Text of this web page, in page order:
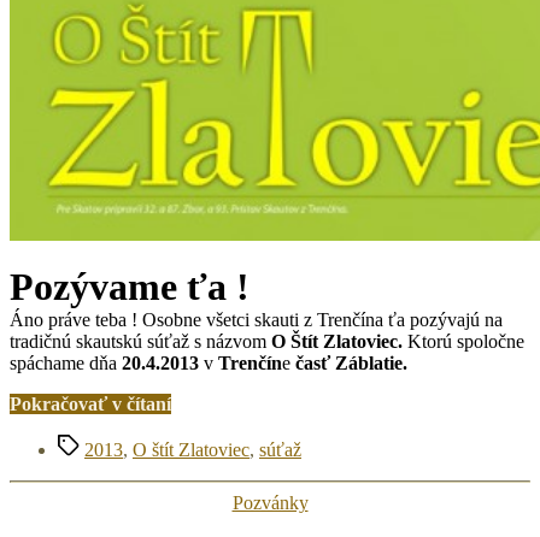
Pozývame ťa !
Áno práve teba ! Osobne všetci skauti z Trenčína ťa pozývajú na
tradičnú skautskú súťaž s názvom O Štít Zlatoviec. Ktorú spoločne
spáchame dňa 20.4.2013 v Trenčíne časť Záblatie.
Pokračovať v čítaní„Súťaž
štít
2013
Značky
2013, O štít Zlatoviec, súťaž
Kategórie
Pozvánky